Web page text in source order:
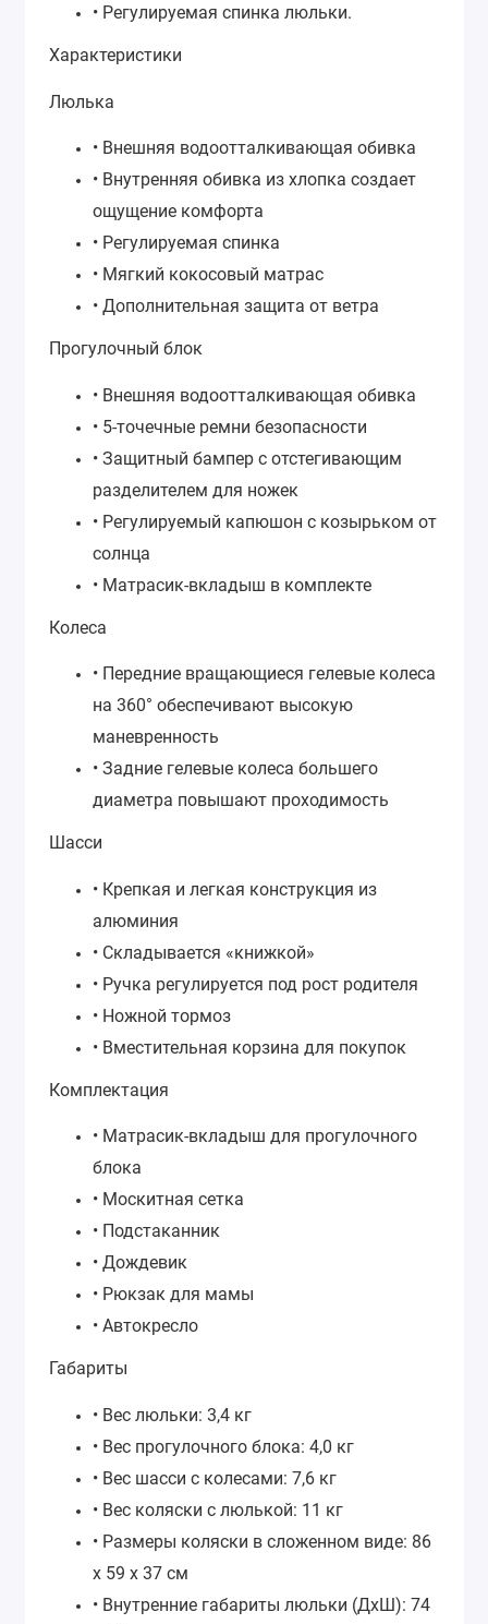
• Регулируемая спинка люльки.
Характеристики
Люлька
• Внешняя водоотталкивающая обивка
• Внутренняя обивка из хлопка создает
ощущение комфорта
• Регулируемая спинка
• Мягкий кокосовый матрас
• Дополнительная защита от ветра
Прогулочный блок
• Внешняя водоотталкивающая обивка
• 5-точечные ремни безопасности
• Защитный бампер с отстегивающим
разделителем для ножек
• Регулируемый капюшон с козырьком от
солнца
• Матрасик-вкладыш в комплекте
Колеса
• Передние вращающиеся гелевые колеса
на 360° обеспечивают высокую
маневренность
• Задние гелевые колеса большего
диаметра повышают проходимость
Шасси
• Крепкая и легкая конструкция из
алюминия
• Складывается «книжкой»
• Ручка регулируется под рост родителя
• Ножной тормоз
• Вместительная корзина для покупок
Комплектация
• Матрасик-вкладыш для прогулочного
блока
• Москитная сетка
• Подстаканник
• Дождевик
• Рюкзак для мамы
• Автокресло
Габариты
• Вес люльки: 3,4 кг
• Вес прогулочного блока: 4,0 кг
• Вес шасси с колесами: 7,6 кг
• Вес коляски с люлькой: 11 кг
• Размеры коляски в сложенном виде: 86
х 59 х 37 см
• Внутренние габариты люльки (ДхШ): 74